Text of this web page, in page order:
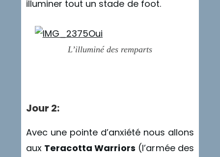
illuminer tout un stade de foot.
L’illuminé des remparts
Jour 2:
Avec une pointe d’anxiété nous allons
aux Teracotta Warriors (l’armée des